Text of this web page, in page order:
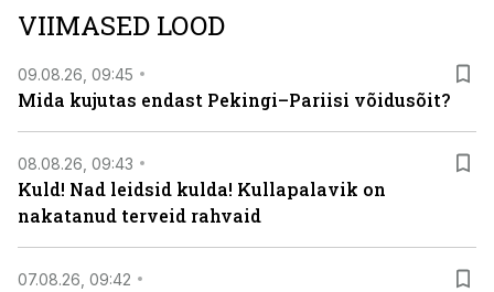
viasathistory.eu/ee
VIIMASED LOOD
09.08.26, 09:45
Mida kujutas endast Pekingi–Pariisi võidusõit?
08.08.26, 09:43
Kuld! Nad leidsid kulda! Kullapalavik on
nakatanud terveid rahvaid
07.08.26, 09:42